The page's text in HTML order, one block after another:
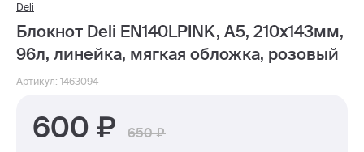
Deli
Блокнот Deli EN140LPINK, A5, 210х143мм,
96л, линейка, мягкая обложка, розовый
Артикул: 1463094
600 650